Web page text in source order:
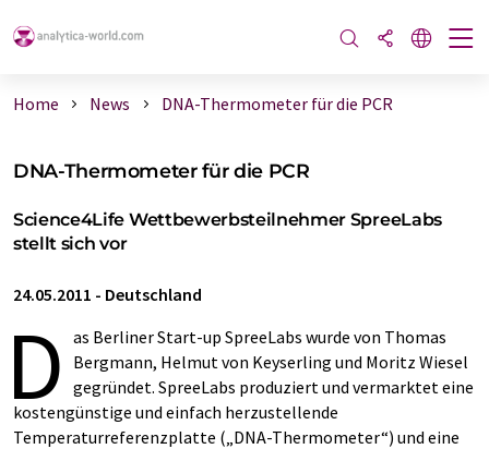
Home News DNA-Thermometer für die PCR
DNA-Thermometer für die PCR
Science4Life Wettbewerbsteilnehmer SpreeLabs
stellt sich vor
24.05.2011 - Deutschland
D as Berliner Start-up SpreeLabs wurde von Thomas
Bergmann, Helmut von Keyserling und Moritz Wiesel
gegründet. SpreeLabs produziert und vermarktet eine
kostengünstige und einfach herzustellende
Temperaturreferenzplatte („DNA-Thermometer“) und eine